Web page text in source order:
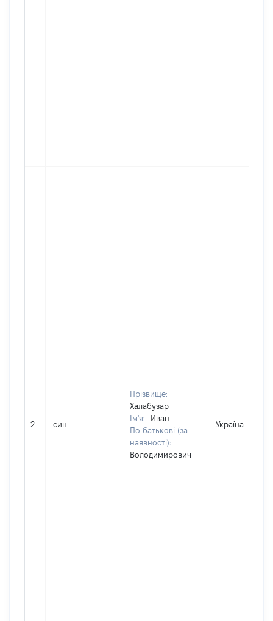
2 син
Прізвище:
Халабузар
Ім'я:
Иван
По батькові (за
наявності):
Володимирович
Україна